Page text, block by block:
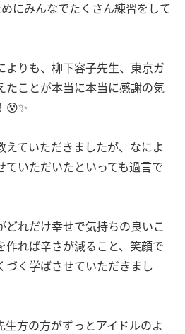
にみんなでたくさん練習をして
よりも、柳下容子先生、東京ガ
たことが本当に本当に感謝の気
😵✨
えていただきましたが、なによ
ていただいたといっても過言で
どれだけ幸せで気持ちの良いこ
作れば辛さが減ること、笑顔で
づく学ばさせていただきまし
方の方がずっとアイドルのよ